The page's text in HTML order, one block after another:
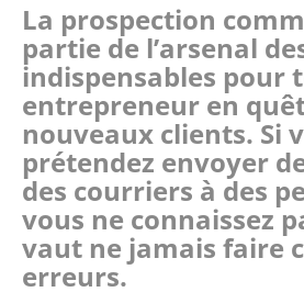
La prospection
partie de l’arsenal
indispensables pour
entrepreneur en
nouveaux clients. Si
prétendez envoyer
des courriers à des
vous ne connaissez
vaut ne jamais faire
erreurs.